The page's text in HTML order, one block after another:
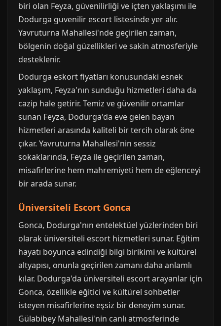
biri olan Feyza, güvenilirliği ve içten yaklaşımı ile
Dodurga guvenilir escort listesinde yer alır.
Yavruturna Mahallesi'nde geçirilen zaman,
bölgenin doğal güzellikleri ve sakin atmosferiyle
desteklenir.
Dodurga eskort fiyatları konusundaki esnek
yaklaşım, Feyza'nın sunduğu hizmetleri daha da
cazip hale getirir. Temiz ve güvenilir ortamlar
sunan Feyza, Dodurga'da eve gelen bayan
hizmetleri arasında kaliteli bir tercih olarak öne
çıkar. Yavruturna Mahallesi'nin sessiz
sokaklarında, Feyza ile geçirilen zaman,
misafirlerine hem mahremiyeti hem de eğlenceyi
bir arada sunar.
Üniversiteli Escort Gonca
Gonca, Dodurga'nın entelektüel yüzlerinden biri
olarak üniversiteli escort hizmetleri sunar. Eğitim
hayatı boyunca edindiği bilgi birikimi ve kültürel
altyapısı, onunla geçirilen zamanı daha anlamlı
kılar. Dodurga'da üniversiteli escort arayanlar için
Gonca, özellikle eğitici ve kültürel sohbetler
isteyen misafirlerine eşsiz bir deneyim sunar.
Gülabibey Mahallesi'nin canlı atmosferinde